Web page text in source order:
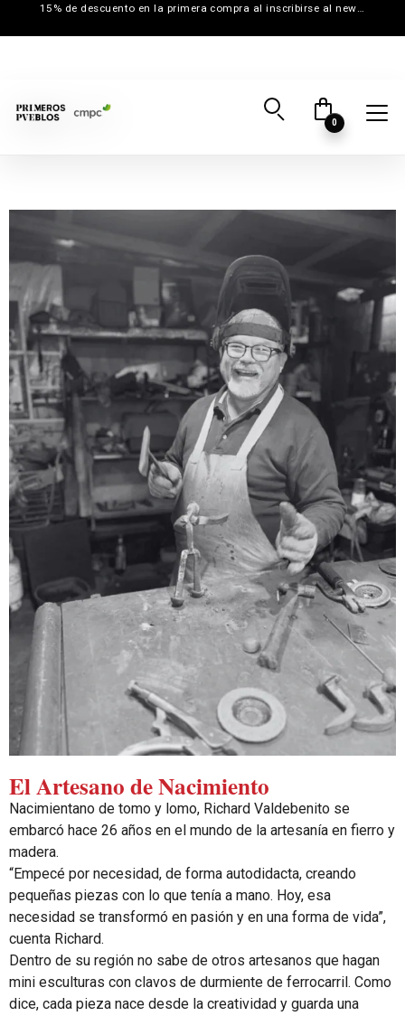
15% de descuento en la primera compra al inscribirse al newsletter
0
El Artesano de Nacimiento
Nacimientano de tomo y lomo, Richard Valdebenito se
embarcó hace 26 años en el mundo de la artesanía en fierro y
madera.
“Empecé por necesidad, de forma autodidacta, creando
pequeñas piezas con lo que tenía a mano. Hoy, esa
necesidad se transformó en pasión y en una forma de vida”,
cuenta Richard.
Dentro de su región no sabe de otros artesanos que hagan
mini esculturas con clavos de durmiente de ferrocarril. Como
dice, cada pieza nace desde la creatividad y guarda una